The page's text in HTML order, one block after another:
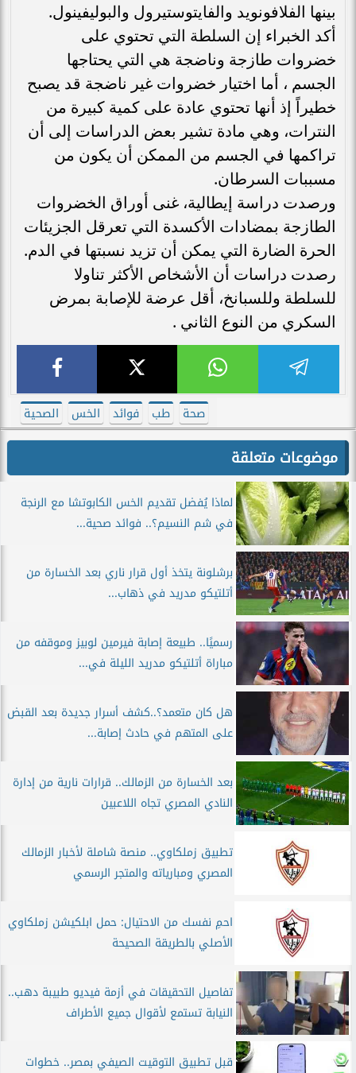
بينها الفلافونويد والفايتوستيرول والبوليفينول.
أكد الخبراء إن السلطة التي تحتوي على
خضروات طازجة وناضجة هي التي يحتاجها
الجسم ، أما اختيار خضروات غير ناضجة قد يصبح
خطيراً إذ أنها تحتوي عادة على كمية كبيرة من
النترات، وهي مادة تشير بعض الدراسات إلى أن
تراكمها في الجسم من الممكن أن يكون من
مسببات السرطان.
ورصدت دراسة إيطالية، غنى أوراق الخضروات
الطازجة بمضادات الأكسدة التي تعرقل الجزيئات
الحرة الضارة التي يمكن أن تزيد نسبتها في الدم.
رصدت دراسات أن الأشخاص الأكثر تناولا
للسلطة وللسبانخ، أقل عرضة للإصابة بمرض
السكري من النوع الثاني .
صحة طب فوائد الخس الصحية
موضوعات متعلقة
لماذا يُفضل تقديم الخس الكابوتشا مع الرنجة
في شم النسيم؟.. فوائد صحية...
برشلونة يتخذ أول قرار ناري بعد الخسارة من
أتلتيكو مدريد في ذهاب...
رسميًا.. طبيعة إصابة فيرمين لوبيز وموقفه من
مباراة أتلتيكو مدريد الليلة في...
هل كان متعمد؟..كشف أسرار جديدة بعد القبض
على المتهم في حادث إصابة...
بعد الخسارة من الزمالك.. قرارات نارية من إدارة
النادي المصري تجاه اللاعبين
تطبيق زملكاوي.. منصة شاملة لأخبار الزمالك
المصري ومبارياته والمتجر الرسمي
احمِ نفسك من الاحتيال: حمل ابلكيشن زملكاوي
الأصلي بالطريقة الصحيحة
تفاصيل التحقيقات في أزمة فيديو طبيبة دهب..
النيابة تستمع لأقوال جميع الأطراف
قبل تطبيق التوقيت الصيفي بمصر.. خطوات